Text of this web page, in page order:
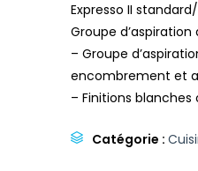
Expresso II
Groupe
– Groupe
encombrement et
– Finitions blanches
Catégorie :